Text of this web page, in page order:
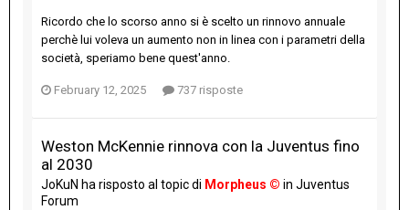
Ricordo che lo scorso anno si è scelto un rinnovo annuale
perchè lui voleva un aumento non in linea con i parametri della
società, speriamo bene quest'anno.
February 12, 2025 737 risposte
Weston McKennie rinnova con la Juventus fino
al 2030
JoKuN ha risposto al topic di Morpheus © in Juventus
Forum